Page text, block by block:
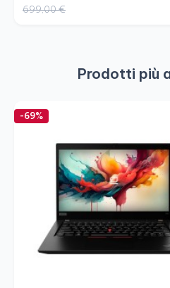
699,00 €
Prodotti più
-69%